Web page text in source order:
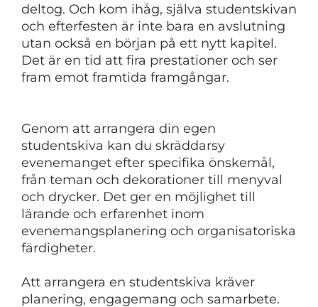
deltog. Och kom ihåg, själva studentskivan
och efterfesten är inte bara en avslutning
utan också en början på ett nytt kapitel.
Det är en tid att fira prestationer och ser
fram emot framtida framgångar.
Genom att arrangera din egen
studentskiva kan du skräddarsy
evenemanget efter specifika önskemål,
från teman och dekorationer till menyval
och drycker. Det ger en möjlighet till
lärande och erfarenhet inom
evenemangsplanering och organisatoriska
färdigheter.
Att arrangera en studentskiva kräver
planering, engagemang och samarbete.